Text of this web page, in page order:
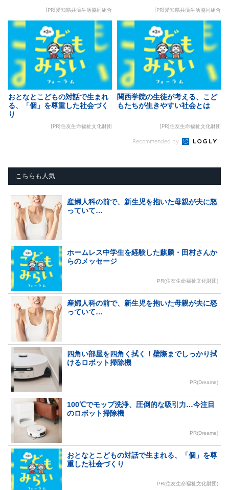
[PR]愛知県共済生活協同組合 [PR]愛知県共済生活協同組合
おとなとこどもの対話で生まれ
る、「個」を尊重した社会づく
り
[PR]住友生命福祉文化財団
関西学院の生徒が考える、こど
もたちが生きやすい社会とは
[PR]住友生命福祉文化財団
Recommended by
こちらも人気
産婦人科の前で、新生児を抱いた母親が夫に怒
っていて…
ホームレス中学生を経験した麒麟・田村さんか
らのメッセージ
PR(住友生命福祉文化財団)
産婦人科の前で、新生児を抱いた母親が夫に怒
っていて…
四角い部屋を四角く拭く！壁際までしっかり拭
けるロボット掃除機
PR(Dreame)
100℃でモップ洗浄、圧倒的な吸引力…今注目
のロボット掃除機
PR(Dreame)
おとなとこどもの対話で生まれる、「個」を尊
重した社会づくり
PR(住友生命福祉文化財団)